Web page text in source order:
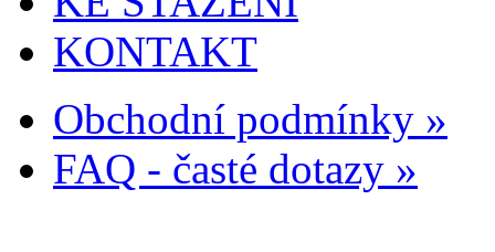
KONTAKT
Obchodní podmínky »
FAQ - časté dotazy »